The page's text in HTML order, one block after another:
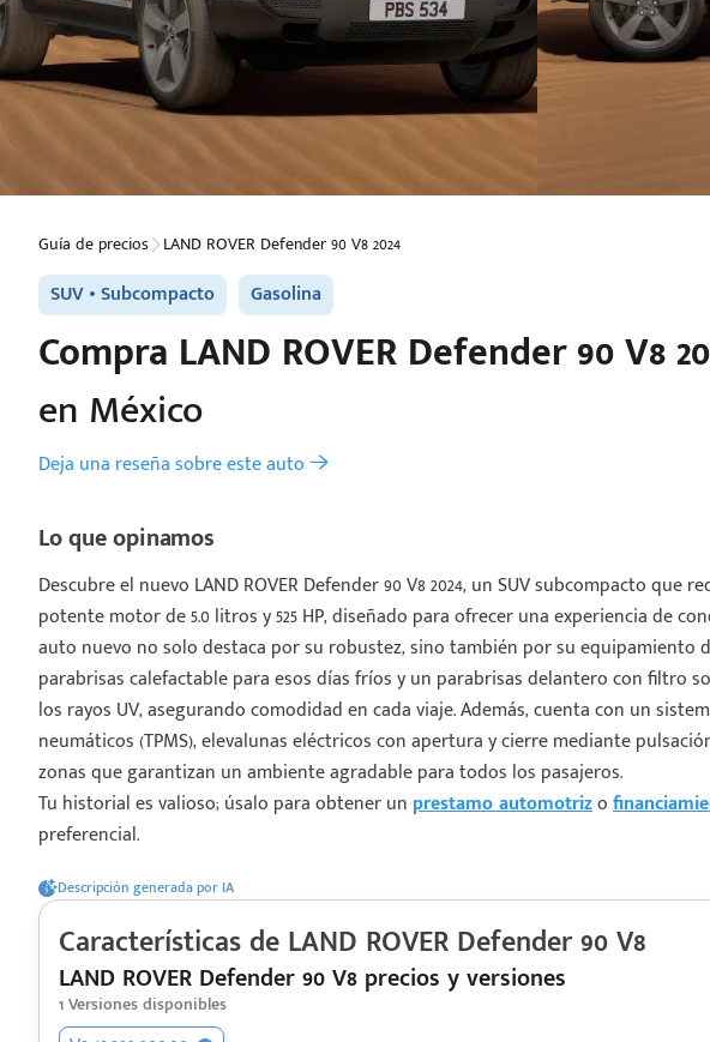
Guía de precios LAND ROVER Defender 90 V8 2024
SUV Subcompacto Gasolina
Compra LAND ROVER Defender 90 V8
en México
Deja una reseña sobre este auto
Lo que opinamos
Descubre el nuevo LAND ROVER Defender 90 V8 2024, un SUV subcompacto que
potente motor de 5.0 litros y 525 HP, diseñado para ofrecer una experiencia de
auto nuevo no solo destaca por su robustez, sino también por su equipamiento
parabrisas calefactable para esos días fríos y un parabrisas delantero con filtro
los rayos UV, asegurando comodidad en cada viaje. Además, cuenta con un
neumáticos (TPMS), elevalunas eléctricos con apertura y cierre mediante
zonas que garantizan un ambiente agradable para todos los pasajeros.
Tu historial es valioso; úsalo para obtener un prestamo automotrizo
preferencial.
Descripción generada por IA
Características de LAND ROVER Defender 90 V8
LAND ROVER Defender 90 V8 precios y versiones
1Versiones disponibles
¡Espera!
enviar tu cotización
conozcas nuestro
Análisis Personalizado
asesor te guiará
para que
mejor desición.